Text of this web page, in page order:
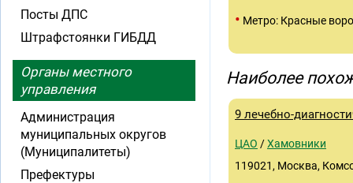
• Метро: Красные
Наиболее
9 лечебно-
ЦАО /Хамовники
119021, Москва,
Посты ДПС
Штрафстоянки ГИБДД
Органы местного
управления
Администрация
муниципальных округов
(Муниципалитеты)
Префектуры